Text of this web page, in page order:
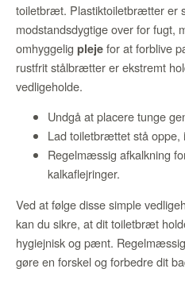
toiletbræt. Plastiktoiletbrætter er
modstandsdygtige over for
omhyggelig pleje for at forblive
rustfrit stålbrætter er ekstremt
vedligeholde.
Undgå at placere tunge
Lad toiletbrættet stå oppe,
Regelmæssig afkalkning
kalkaflejringer.
Ved at følge disse simple
kan du sikre, at dit toiletbræt
hygiejnisk og pænt. Regelmæssig
gøre en forskel og forbedre dit